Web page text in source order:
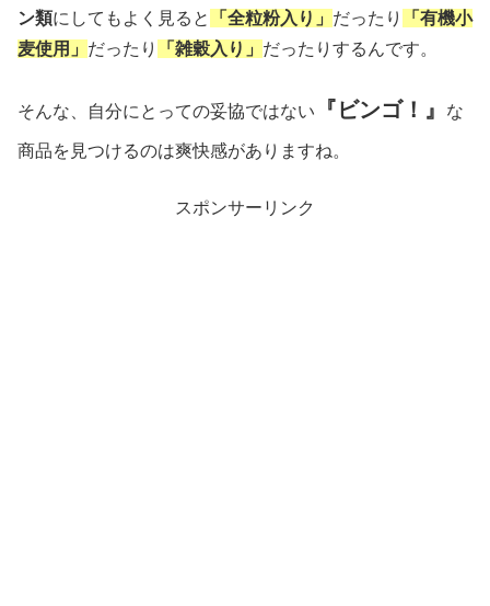
ン類にしてもよく見ると 「全粒粉入り」 だったり
「有機小
麦使用」 だったり 「雑穀入り」 だったりするんです。
そんな、自分にとっての妥協ではない 『ビンゴ！』 な
商品を見つけるのは爽快感がありますね。
スポンサーリンク